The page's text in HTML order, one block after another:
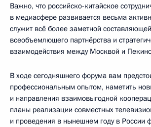
Важно, что российско-китайское
в медиасфере развивается весьма
служит всё более заметной
всеобъемлющего партнёрства и
взаимодействия между Москвой и
В ходе сегодняшнего форума вам
профессиональным опытом, наметить
и направления взаимовыгодной
планы реализации совместных
и проведения в нынешнем году в России